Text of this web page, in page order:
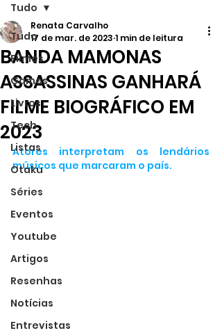
Tudo
Filmes
Games
Livros
Tech
Listas
Otaku
Séries
Eventos
Youtube
Artigos
Resenhas
Notícias
Entrevistas
Tudo
BANDA MAMONAS
ASSASSINAS GANHARÁ
FILME BIOGRÁFICO EM
2023
Renata Carvalho
17 de mar. de 2023 1 min de leitura
Atores interpretam os lendários
músicos que marcaram o país.